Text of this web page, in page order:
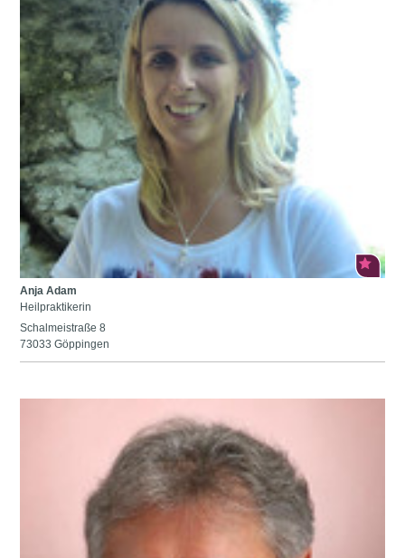
Anja Adam
Heilpraktikerin
Schalmeistraße 8
73033 Göppingen